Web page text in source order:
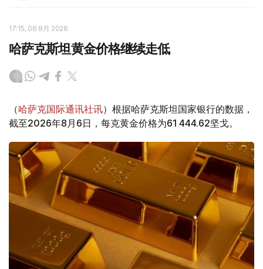
17:15, 06 8月 2026
哈萨克斯坦黄金价格继续走低
（哈萨克国际通讯社讯）根据哈萨克斯坦国家银行的数据，
截至2026年8月6日，每克黄金价格为61 444.62坚戈。